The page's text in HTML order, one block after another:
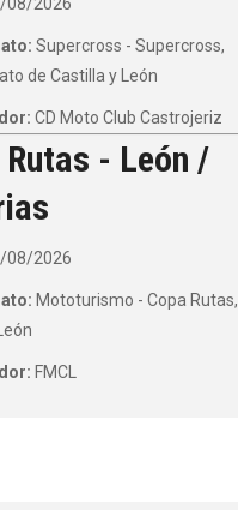
Supercross - Supercross,
de Castilla y León
CD Moto Club Castrojeriz
Rutas - León /
08/2026
Mototurismo - Copa Rutas,
FMCL